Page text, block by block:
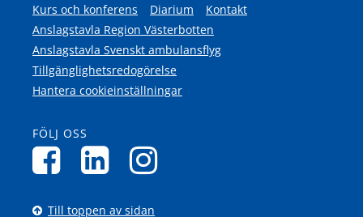
Kurs och konferens
Diarium
Kontakt
Anslagstavla Region Västerbotten
Anslagstavla Svenskt ambulansflyg
Tillgänglighetsredogörelse
Hantera cookieinställningar
FÖLJ OSS
Till toppen av sidan